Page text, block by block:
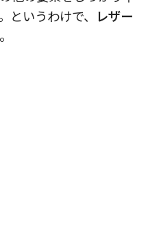
いうわけで、
レザー